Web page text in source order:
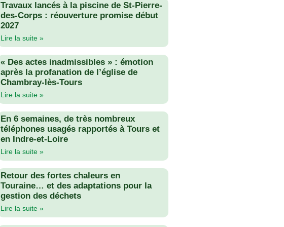
Travaux lancés à la piscine de St-Pierre-
des-Corps : réouverture promise début
2027
Lire la suite »
« Des actes inadmissibles » : émotion
après la profanation de l’église de
Chambray-lès-Tours
Lire la suite »
En 6 semaines, de très nombreux
téléphones usagés rapportés à Tours et
en Indre-et-Loire
Lire la suite »
Retour des fortes chaleurs en
Touraine… et des adaptations pour la
gestion des déchets
Lire la suite »